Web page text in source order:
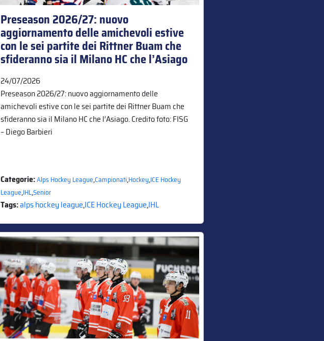
Preseason 2026/27: nuovo
aggiornamento delle amichevoli estive
con le sei partite dei Rittner Buam che
sfideranno sia il Milano HC che l’Asiago
24/07/2026
Preseason 2026/27: nuovo aggiornamento delle
amichevoli estive con le sei partite dei Rittner Buam che
sfideranno sia il Milano HC che l’Asiago. Credito foto: FISG
– Diego Barbieri
Categorie:Alps Hockey League,Campionati,Hockey,ICE Hockey
League,IHL,Senior
Tags:alps hockey league,ICE Hockey League,IHL